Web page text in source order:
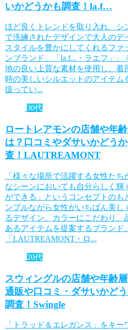
いかどうかも調査！la.f…
ほど良くトレンドを取り入れ、シ
で洗練されたデザインで大人のデ
スタイルを豊かにしてくれるファ
ンブランド、「la.f...・ラエフ」。
地の良い上質な素材を使用し、着
時の美しいシルエットのアイテム
扱ってい...
30代
ロートレアモンの店舗や年
は？口コミやダサいかどう
査！LAUTREAMONT
「様々な場所で活躍する女性たち
なシーンにおいても自分らしく輝
ができる」というコンセプトのも
ンプルながら女性がいちばん美し
るデザイン、カラーにこだわり、
あるアイテムを提案するブランド、
「LAUTREAMONT・ロ...
20代
スウィングルの店舗や年齢層
通販や口コミ・ダサいかど
調査！Swingle
「トラッド＆エレガンス」をキー